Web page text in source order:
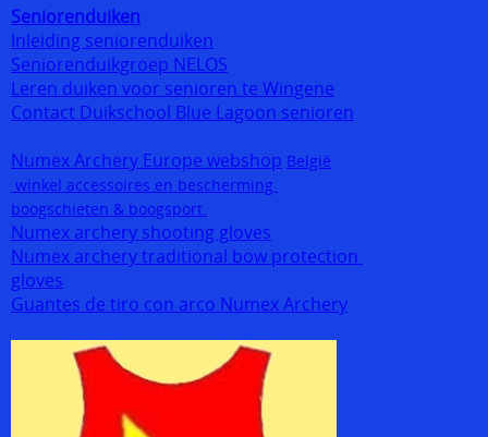
Seniorenduiken
Inleiding seniorenduiken
Seniorenduikgroep NELOS
Leren duiken voor senioren te Wingene
Contact Duikschool Blue Lagoon senioren
Numex Archery Europe webshop België
winkel accessoires en bescherming
boogschieten & boogsport.
Numex archery shooting gloves
Numex archery traditional bow protection
gloves
Guantes de tiro con arco Numex Archery